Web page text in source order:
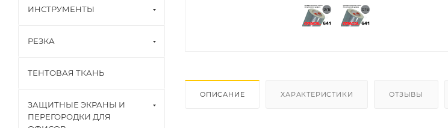
ОПИСАНИЕ ХАРАКТЕРИСТИКИ ОТЗЫВЫ
ИНСТРУМЕНТЫ
РЕЗКА
ТЕНТОВАЯ ТКАНЬ
ЗАЩИТНЫЕ ЭКРАНЫ И
ПЕРЕГОРОДКИ ДЛЯ